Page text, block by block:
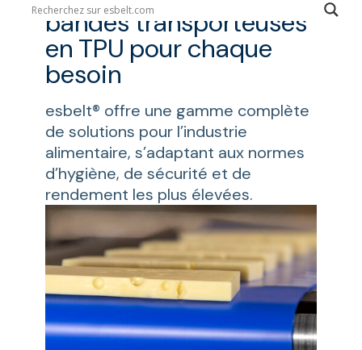
bandes transporteuses
en TPU pour chaque
besoin
esbelt® offre une gamme complète
de solutions pour l’industrie
alimentaire, s’adaptant aux normes
d’hygiène, de sécurité et de
rendement les plus élevées.